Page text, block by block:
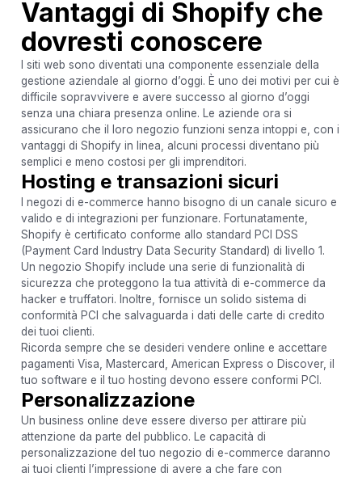
Vantaggi di Shopify che
dovresti conoscere
I siti web sono diventati una componente essenziale della
gestione aziendale al giorno d’oggi. È uno dei motivi per cui è
difficile sopravvivere e avere successo al giorno d’oggi
senza una chiara presenza online. Le aziende ora si
assicurano che il loro negozio funzioni senza intoppi e, con i
vantaggi di Shopify in linea, alcuni processi diventano più
semplici e meno costosi per gli imprenditori.
Hosting e transazioni sicuri
I negozi di e-commerce hanno bisogno di un canale sicuro e
valido e di integrazioni per funzionare. Fortunatamente,
Shopify è certificato conforme allo standard PCI DSS
(Payment Card Industry Data Security Standard) di livello 1.
Un negozio Shopify include una serie di funzionalità di
sicurezza che proteggono la tua attività di e-commerce da
hacker e truffatori. Inoltre, fornisce un solido sistema di
conformità PCI che salvaguarda i dati delle carte di credito
dei tuoi clienti.
Ricorda sempre che se desideri vendere online e accettare
pagamenti Visa, Mastercard, American Express o Discover, il
tuo software e il tuo hosting devono essere conformi PCI.
Personalizzazione
Un business online deve essere diverso per attirare più
attenzione da parte del pubblico. Le capacità di
personalizzazione del tuo negozio di e-commerce daranno
ai tuoi clienti l’impressione di avere a che fare con